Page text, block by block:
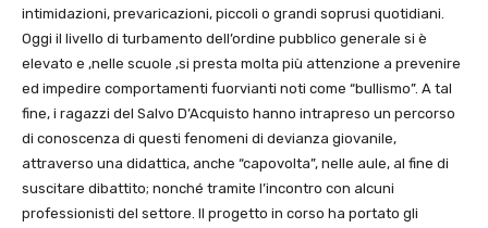
intimidazioni, prevaricazioni, piccoli o grandi soprusi quotidiani.
Oggi il livello di turbamento dell’ordine pubblico generale si è
elevato e ,nelle scuole ,si presta molta più attenzione a prevenire
ed impedire comportamenti fuorvianti noti come “bullismo”. A tal
fine, i ragazzi del Salvo D’Acquisto hanno intrapreso un percorso
di conoscenza di questi fenomeni di devianza giovanile,
attraverso una didattica, anche “capovolta”, nelle aule, al fine di
suscitare dibattito; nonché tramite l’incontro con alcuni
professionisti del settore. Il progetto in corso ha portato gli